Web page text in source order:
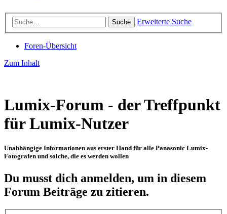
Suche Erweiterte Suche
Foren-Übersicht
Zum Inhalt
Lumix-Forum - der Treffpunkt
für Lumix-Nutzer
Unabhängige Informationen aus erster Hand für alle Panasonic Lumix-
Fotografen und solche, die es werden wollen
Du musst dich anmelden, um in diesem
Forum Beiträge zu zitieren.